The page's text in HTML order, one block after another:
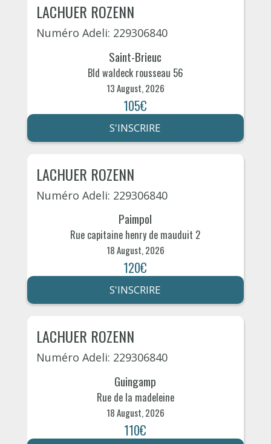
LACHUER ROZENN
Numéro Adeli: 229306840
Saint-Brieuc
Bld waldeck rousseau 56
13 August, 2026
105€
S'INSCRIRE
LACHUER ROZENN
Numéro Adeli: 229306840
Paimpol
Rue capitaine henry de mauduit 2
18 August, 2026
120€
S'INSCRIRE
LACHUER ROZENN
Numéro Adeli: 229306840
Guingamp
Rue de la madeleine
18 August, 2026
110€